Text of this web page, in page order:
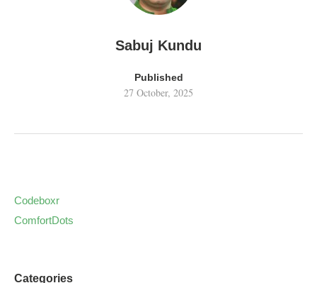
Sabuj Kundu
Published
27 October, 2025
Codeboxr
ComfortDots
Categories